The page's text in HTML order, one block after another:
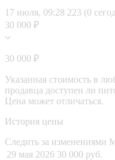
17 июля, 09:28 223 (0
30 000 ₽
30 000 ₽
Указанная стоимость в
продавца доступен ли
Цена может отличаться.
История цены
Следить за изменениями
29 мая 2026 30 000 руб.